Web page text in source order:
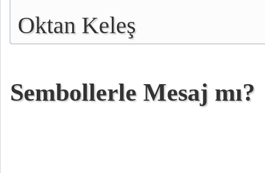
Oktan Keleş
Sembollerle Mesaj mı?